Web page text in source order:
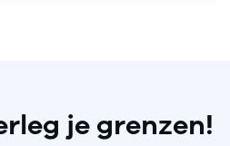
je grenzen!